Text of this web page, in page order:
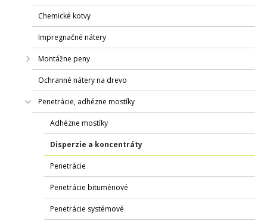
Chemické kotvy
Impregnačné nátery
Montážne peny
Ochranné nátery na drevo
Penetrácie, adhézne mostíky
Adhézne mostíky
Disperzie a koncentráty
Penetrácie
Penetrácie bituménové
Penetrácie systémové